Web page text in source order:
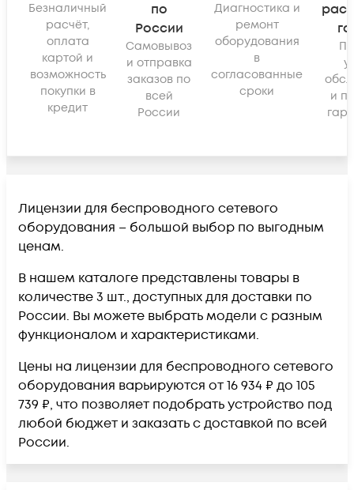
Безналичный
расчёт,
оплата
картой и
возможность
покупки в
кредит
по
России
Самовывоз
и отправка
заказов по
всей
России
Диагностика и
ремонт
оборудования
в
согласованные
сроки
и
Лицензии для беспроводного сетевого
оборудования – большой выбор по выгодным
ценам.
В нашем каталоге представлены товары в
количестве 3 шт., доступных для доставки по
России. Вы можете выбрать модели с разным
функционалом и характеристиками.
Цены на лицензии для беспроводного сетевого
оборудования варьируются от 16 934 ₽ до 105
739 ₽, что позволяет подобрать устройство под
любой бюджет и заказать с доставкой по всей
России.